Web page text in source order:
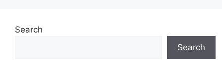
Search
Search